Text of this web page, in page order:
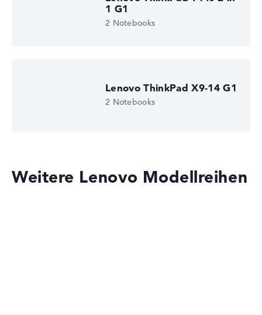
1 G1
2 Notebooks
Lenovo ThinkPad X9-14 G1
2 Notebooks
Weitere Lenovo Modellreihen